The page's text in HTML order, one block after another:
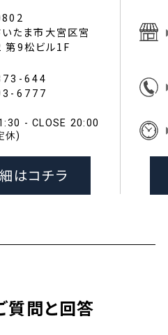
たま市大宮区宮
9松ビル1F
644
6777
- CLOSE 20:00
休)
はコチラ
質問と回答